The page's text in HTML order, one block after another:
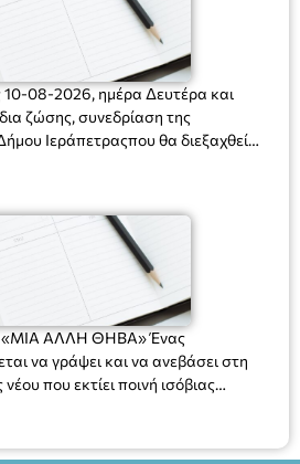
10-08-2026, ημέρα Δευτέρα και
ζώσης, συνεδρίαση της
Ιεράπετραςπου θα διεξαχθεί
Δημοκρατίας 31 στην αίθουσα
παρακάτω θέματα:
ΑΛΛΗ ΘΗΒΑ» Ένας
να γράψει και να ανεβάσει στη
που εκτίει ποινή ισόβιας
Ένα πολυβραβευμένο έργο για
Ένα έργο αινιγματικό, συγκινητικό,